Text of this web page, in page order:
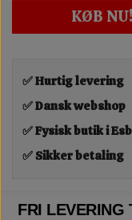
KØB NU!
✅ Hurtig levering
✅ Dansk webshop
✅ Fysisk butik i
✅ Sikker betaling
FRI LEVERING